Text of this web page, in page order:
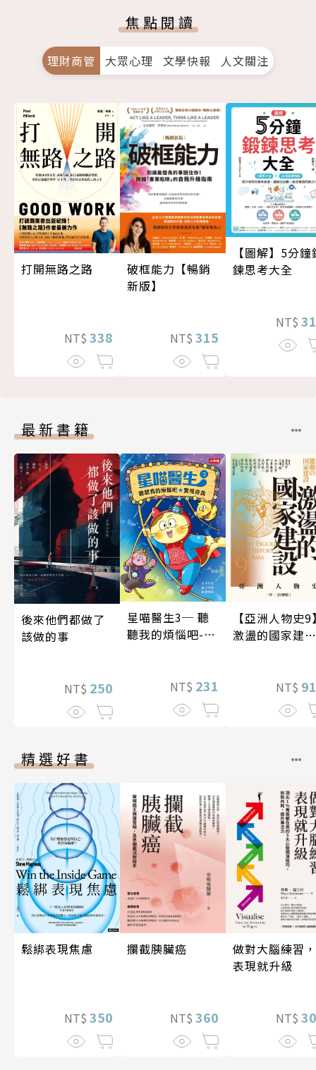
焦點閱讀
理財商管 大眾心理 文學快報 人文關注
打開無路之路
NT$ 338
破框能力【暢銷
新版】
NT$ 315
【圖解】5分鐘
鍊思考大全
NT$
最新書籍
後來他們都做了
該做的事
NT$ 250
星喵醫生3─ 聽
聽我的煩惱吧-實
NT$ 231
【亞洲人物史9
激盪的國家建設
NT$
精選好書
鬆綁表現焦慮
NT$ 350
攔截胰臟癌
NT$ 360
做對大腦練習，
表現就升級
NT$